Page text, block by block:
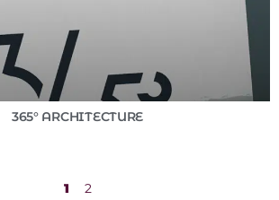
365° ARCHITECTURE
1 2